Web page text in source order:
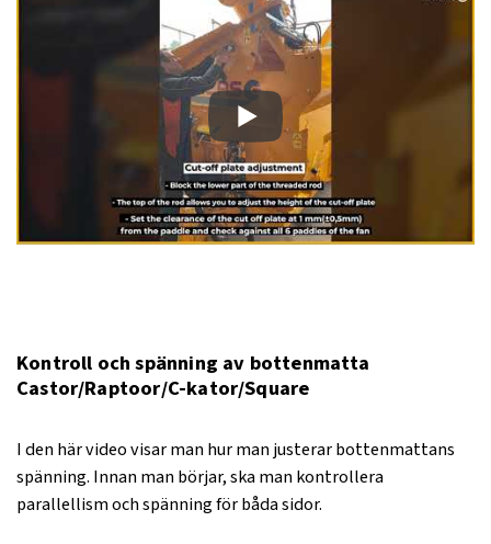
Kontroll och spänning av bottenmatta
Castor/Raptoor/C-kator/Square
I den här video visar man hur man justerar bottenmattans
spänning. Innan man börjar, ska man kontrollera
parallellism och spänning för båda sidor.